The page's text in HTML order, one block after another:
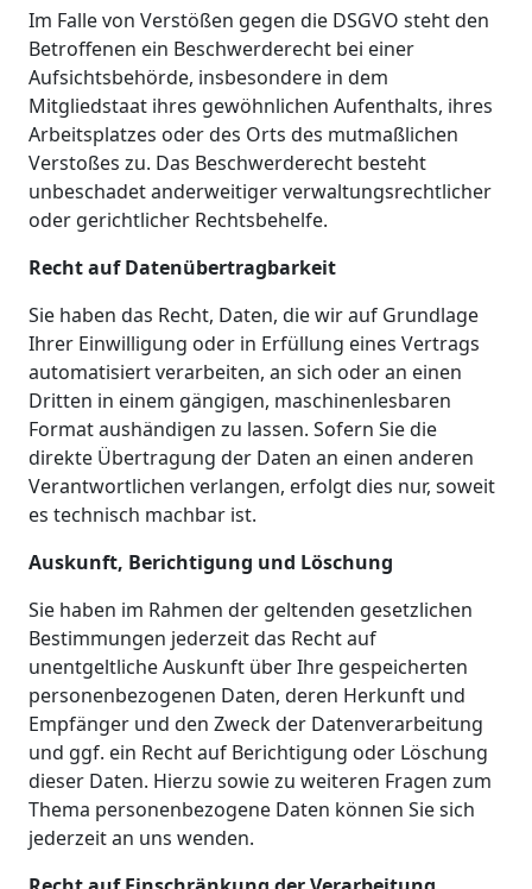
Im Falle von Verstößen gegen die DSGVO steht den
Betroffenen ein Beschwerderecht bei einer
Aufsichtsbehörde, insbesondere in dem
Mitgliedstaat ihres gewöhnlichen Aufenthalts, ihres
Arbeitsplatzes oder des Orts des mutmaßlichen
Verstoßes zu. Das Beschwerderecht besteht
unbeschadet anderweitiger verwaltungsrechtlicher
oder gerichtlicher Rechtsbehelfe.
Recht auf Datenübertragbarkeit
Sie haben das Recht, Daten, die wir auf Grundlage
Ihrer Einwilligung oder in Erfüllung eines Vertrags
automatisiert verarbeiten, an sich oder an einen
Dritten in einem gängigen, maschinenlesbaren
Format aushändigen zu lassen. Sofern Sie die
direkte Übertragung der Daten an einen anderen
Verantwortlichen verlangen, erfolgt dies nur, soweit
es technisch machbar ist.
Auskunft, Berichtigung und Löschung
Sie haben im Rahmen der geltenden gesetzlichen
Bestimmungen jederzeit das Recht auf
unentgeltliche Auskunft über Ihre gespeicherten
personenbezogenen Daten, deren Herkunft und
Empfänger und den Zweck der Datenverarbeitung
und ggf. ein Recht auf Berichtigung oder Löschung
dieser Daten. Hierzu sowie zu weiteren Fragen zum
Thema personenbezogene Daten können Sie sich
jederzeit an uns wenden.